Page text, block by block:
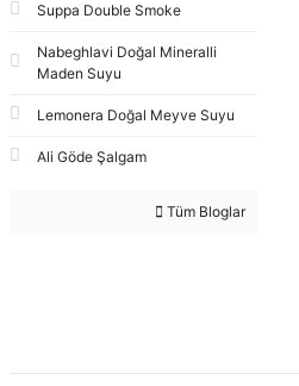
Suppa Double Smoke
Nabeghlavi Doğal Mineralli
Maden Suyu
Lemonera Doğal Meyve Suyu
Ali Göde Şalgam
Tüm Bloglar